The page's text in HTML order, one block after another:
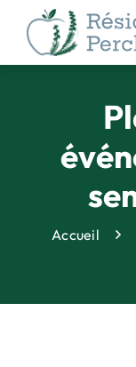
Passer
contenu
Accueil